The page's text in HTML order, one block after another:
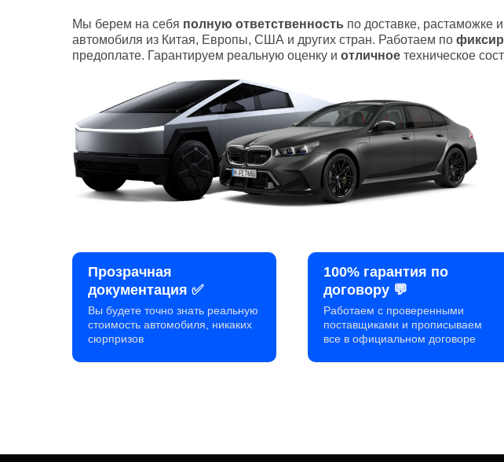
Мы берем на себя полную ответственность по доставке, растаможке
автомобиля из Китая, Европы, США и других стран. Работаем по
предоплате. Гарантируем реальную оценку и отличное техническое
Прозрачная
документация ✅
Вы будете точно знать реальную
стоимость автомобиля, никаких
сюрпризов
100% гарантия по
договору 💬
Работаем с проверенными
поставщиками и прописываем
все в официальном договоре